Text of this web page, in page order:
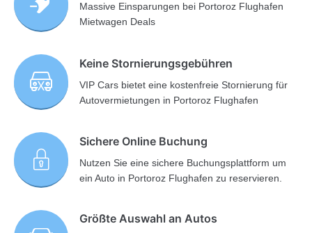
Massive Einsparungen bei Portoroz Flughafen
Mietwagen Deals
Keine Stornierungsgebühren
VIP Cars bietet eine kostenfreie Stornierung für
Autovermietungen in Portoroz Flughafen
Sichere Online Buchung
Nutzen Sie eine sichere Buchungsplattform um
ein Auto in Portoroz Flughafen zu reservieren.
Größte Auswahl an Autos